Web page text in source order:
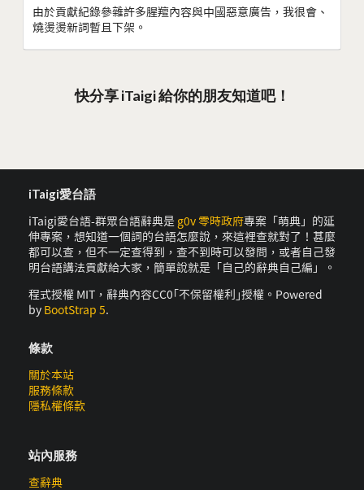
由於貢獻紀錄參雜許多腥羶內容與中國惡意廣告，我很會、
燒燙燙新詞暫且下架。
快分享 iTaigi 給你的朋友知道吧！
iTaigi愛台語
iTaigi愛台語-群眾台語辭典是 g0v 零時政府專案「萌典」的延
伸專案，想知道一個詞的台語怎麼說，來這裡查就對了！甚麼
都可以查，但不一定查得到，查不到時可以發問，或者自己發
明台語講法貢獻給大家，簡單說就是「自己的辭典自己編」。
程式授權 MIT，辭典內容CC0｢不保留權利｣授權。Powered
by BootStrap 5.
條款
關於本站
服務條款
隱私權條款
站內服務
查辭典